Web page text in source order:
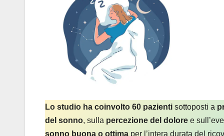
Lo studio ha coinvolto 60 pazienti sottoposti a
del sonno, sulla percezione del dolore e
sonno buona o ottima per l’intera durata del